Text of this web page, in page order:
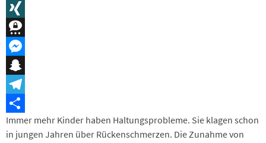
Message
XING
Threema
Messenger
Snapchat
Telegram
Teilen
Immer mehr Kinder haben Haltungsprobleme. Sie klagen schon
in jungen Jahren über Rückenschmerzen. Die Zunahme von